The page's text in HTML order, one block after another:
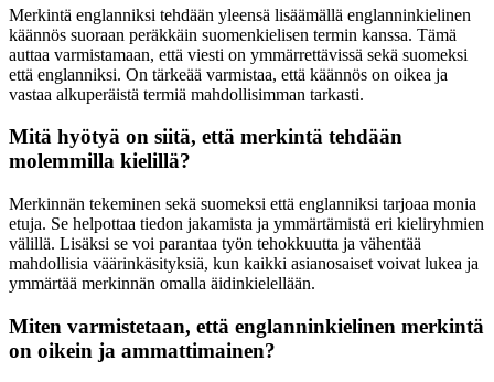
Merkintä englanniksi tehdään yleensä lisäämällä englanninkielinen
käännös suoraan peräkkäin suomenkielisen termin kanssa. Tämä
auttaa varmistamaan, että viesti on ymmärrettävissä sekä suomeksi
että englanniksi. On tärkeää varmistaa, että käännös on oikea ja
vastaa alkuperäistä termiä mahdollisimman tarkasti.
Mitä hyötyä on siitä, että merkintä tehdään
molemmilla kielillä?
Merkinnän tekeminen sekä suomeksi että englanniksi tarjoaa monia
etuja. Se helpottaa tiedon jakamista ja ymmärtämistä eri kieliryhmien
välillä. Lisäksi se voi parantaa työn tehokkuutta ja vähentää
mahdollisia väärinkäsityksiä, kun kaikki asianosaiset voivat lukea ja
ymmärtää merkinnän omalla äidinkielellään.
Miten varmistetaan, että englanninkielinen merkintä
on oikein ja ammattimainen?